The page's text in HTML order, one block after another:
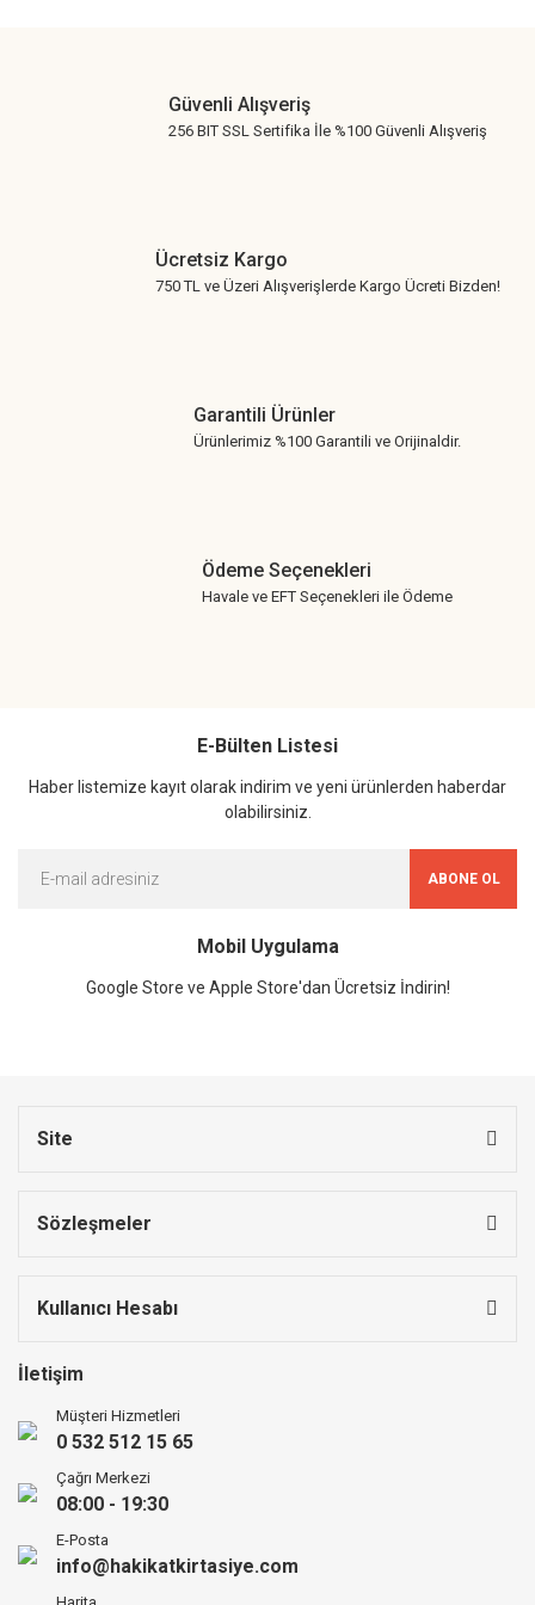
Güvenli Alışveriş
256 BIT SSL Sertifika İle %100 Güvenli Alışveriş
Ücretsiz Kargo
750 TL ve Üzeri Alışverişlerde Kargo Ücreti Bizden!
Garantili Ürünler
Ürünlerimiz %100 Garantili ve Orijinaldir.
Ödeme Seçenekleri
Havale ve EFT Seçenekleri ile Ödeme
E-Bülten Listesi
Haber listemize kayıt olarak indirim ve yeni ürünlerden haberdar
olabilirsiniz.
ABONE OL
Mobil Uygulama
Google Store ve Apple Store'dan Ücretsiz İndirin!
Site
Sözleşmeler
Kullanıcı Hesabı
İletişim
Müşteri Hizmetleri
0 532 512 15 65
Çağrı Merkezi
08:00 - 19:30
E-Posta
info@hakikatkirtasiye.com